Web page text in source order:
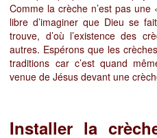
Comme la crèche n’est pas
libre d’imaginer que Dieu se
trouve, d’où l’existence des
autres. Espérons que les
traditions car c’est quand
venue de Jésus devant une
Installer la